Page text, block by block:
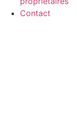
Contact